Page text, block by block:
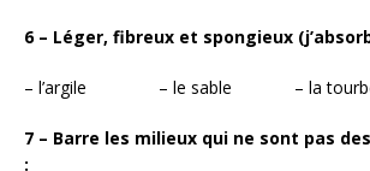
6 – Léger, fibreux et spongieux
– l’argile – le sable – la
7 – Barre les milieux qui ne sont pas
: